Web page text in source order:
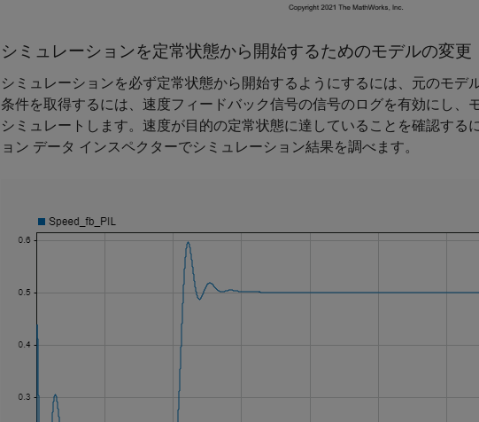
シミュレーションを定常状態から開始するためのモデルの変更
シミュレーションを必ず定常状態から開始するようにするには、元のモデ
条件を取得するには、速度フィードバック信号の信号のログを有効にし、
シミュレートします。速度が目的の定常状態に達していることを確認する
ョン データ インスペクターでシミュレーション結果を調べます。